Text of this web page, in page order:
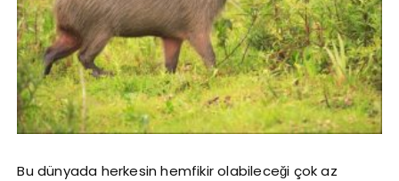
Bu dünyada herkesin hemfikir olabileceği çok az